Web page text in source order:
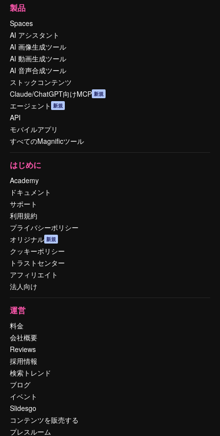
製品
Spaces
AI アシスタント
AI 画像生成ツール
AI 動画生成ツール
AI 音声合成ツール
ストックコンテンツ
Claude/ChatGPT向けMCP 新規
エージェント 新規
API
モバイルアプリ
すべてのMagnificツール
はじめに
Academy
ドキュメント
サポート
利用規約
プライバシーポリシー
オリジナル 新規
クッキーポリシー
トラストセンター
アフィリエイト
法人向け
運営
料金
会社概要
Reviews
採用情報
検索トレンド
ブログ
イベント
Slidesgo
コンテンツを販売する
プレスルーム